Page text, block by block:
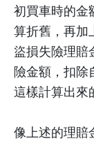
初買車時的金
算折舊，再加
盜損失險理賠
險金額，扣除
這樣計算出來
像上述的理賠